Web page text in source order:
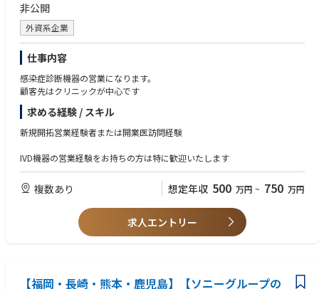
非公開
外資系企業
仕事内容
感染症診断機器の営業になります。
顧客先はクリニックが中心です
求める経験 / スキル
新規開拓営業経験者または開業医訪問経験
IVD機器の営業経験をお持ちの方は特に歓迎いたします
複数あり 想定年収 500 万円 ~ 750 万円
求人エントリー
【福岡・長崎・熊本・鹿児島】【ソニーグループの